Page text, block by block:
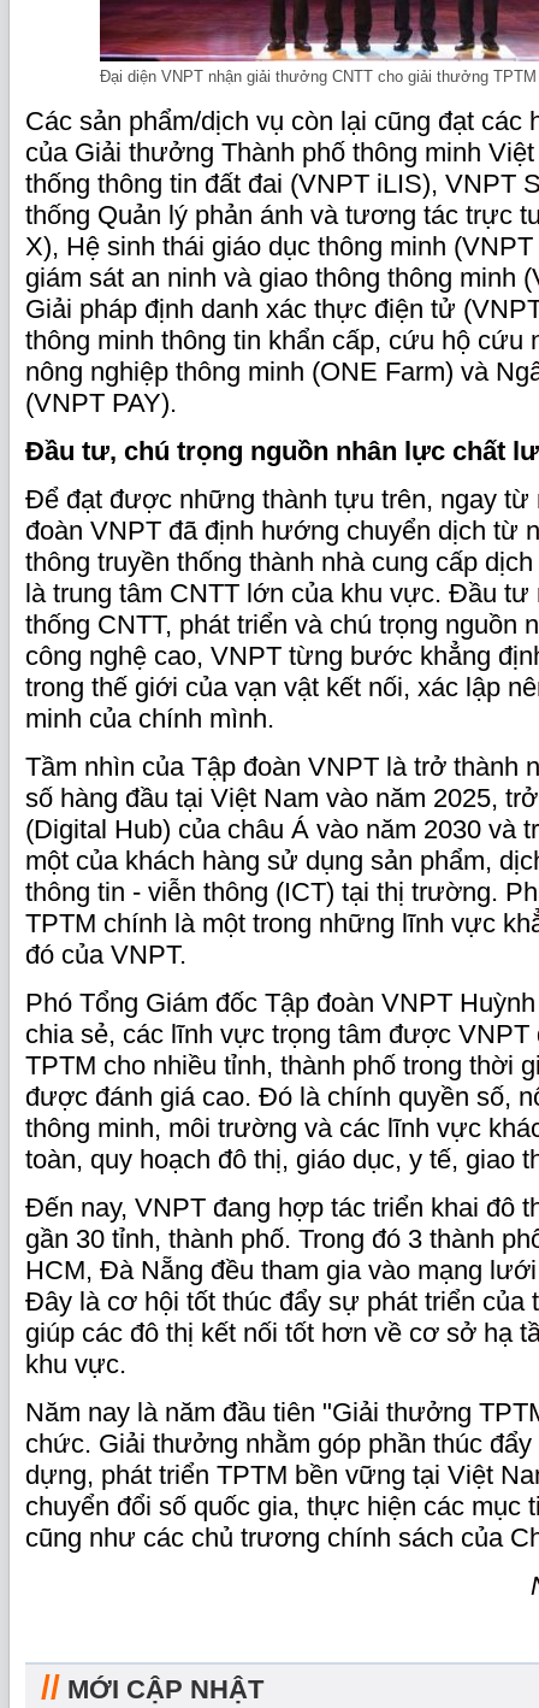
Đại diện VNPT nhận giải thưởng CNTT cho giải thưởng TPTM
Các sản phẩm/dịch vụ còn lại cũng đạt các
của Giải thưởng Thành phố thông minh
thống thông tin đất đai (VNPT iLIS), VNPT
thống Quản lý phản ánh và tương tác trực
X), Hệ sinh thái giáo dục thông minh
giám sát an ninh và giao thông thông minh
Giải pháp định danh xác thực điện tử
thông minh thông tin khẩn cấp, cứu hộ cứu
nông nghiệp thông minh (ONE Farm) và
(VNPT PAY).
Đầu tư, chú trọng nguồn nhân lực chất
Để đạt được những thành tựu trên, ngay từ
đoàn VNPT đã định hướng chuyển dịch từ
thông truyền thống thành nhà cung cấp
là trung tâm CNTT lớn của khu vực. Đầu tư
thống CNTT, phát triển và chú trọng nguồn
công nghệ cao, VNPT từng bước khẳng
trong thế giới của vạn vật kết nối, xác lập
minh của chính mình.
Tầm nhìn của Tập đoàn VNPT là trở thành
số hàng đầu tại Việt Nam vào năm 2025,
(Digital Hub) của châu Á vào năm 2030 và
một của khách hàng sử dụng sản phẩm,
thông tin - viễn thông (ICT) tại thị trường.
TPTM chính là một trong những lĩnh vực
đó của VNPT.
Phó Tổng Giám đốc Tập đoàn VNPT
chia sẻ, các lĩnh vực trọng tâm được VNPT
TPTM cho nhiều tỉnh, thành phố trong thời
được đánh giá cao. Đó là chính quyền số,
thông minh, môi trường và các lĩnh vực
toàn, quy hoạch đô thị, giáo dục, y tế, giao
Đến nay, VNPT đang hợp tác triển khai đô
gần 30 tỉnh, thành phố. Trong đó 3 thành
HCM, Đà Nẵng đều tham gia vào mạng
Đây là cơ hội tốt thúc đẩy sự phát triển của
giúp các đô thị kết nối tốt hơn về cơ sở hạ
khu vực.
Năm nay là năm đầu tiên "Giải thưởng
chức. Giải thưởng nhằm góp phần thúc
dựng, phát triển TPTM bền vững tại Việt
chuyển đổi số quốc gia, thực hiện các mục
cũng như các chủ trương chính sách của
// MỚI CẬP NHẬT